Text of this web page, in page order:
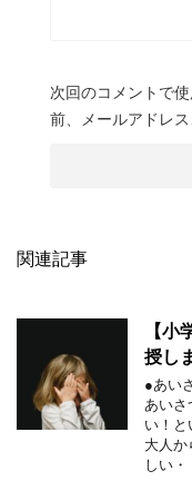
次回のコメントで
前、メールアドレス
関連記事
【小
授し
●あい
あいさ
い！と
大人か
しい